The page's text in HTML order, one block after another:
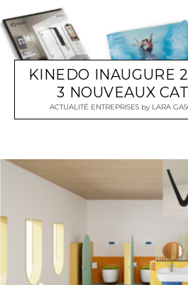
KINEDO INAUGURE
3 NOUVEAUX
ACTUALITÉ ENTREPRISESby LARA